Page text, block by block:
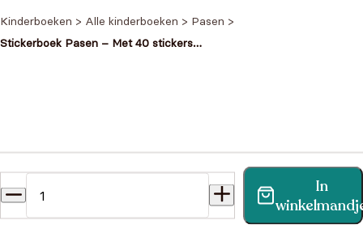
Kinderboeken > Alle kinderboeken > Pasen >
Stickerboek Pasen – Met 40 stickers
In
Vind binnen no-time antwoord op je vraag op onze
klantenservice pagina.